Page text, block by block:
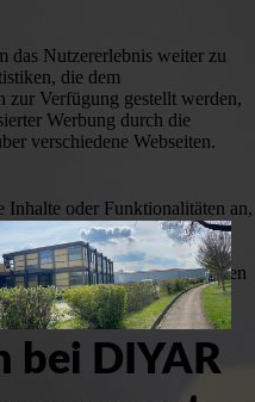
DIYAR
das Nutzererlebnis weiter zu
die dem
zur Verfügung gestellt werden,
Werbung durch die
verschiedene Webseiten.
Inhalte oder Funktionalitäten an,
zur Verfügung gestellt
Cookies setzen, z.B. um
Angebote zu personalisieren